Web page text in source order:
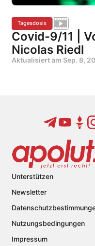
Tagesdosis
Covid-9/11 |
Nicolas Riedl
Aktualisiert am Sep. 8,
Unterstützen
Newsletter
Nutzungsbedingungen
Impressum